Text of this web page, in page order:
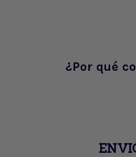
¿Por qué